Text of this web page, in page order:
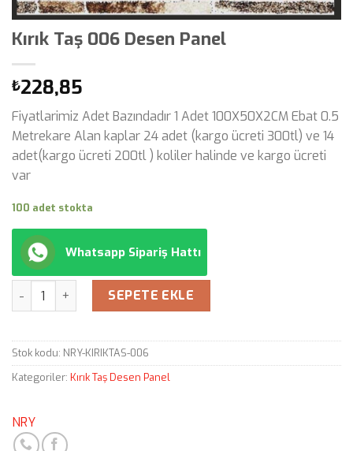
Kırık Taş 006 Desen Panel
₺228,85
Fiyatlarimiz Adet Bazındadır 1 Adet 100X50X2CM Ebat 0.5
Metrekare Alan kaplar 24 adet (kargo ücreti 300tl) ve 14
adet(kargo ücreti 200tl ) koliler halinde ve kargo ücreti
var
100 adet stokta
Whatsapp Sipariş Hattı
Miktar SEPETE EKLE
Stok kodu: NRY-KIRIKTAS-006
Kategoriler: Kırık Taş Desen Panel
NRY